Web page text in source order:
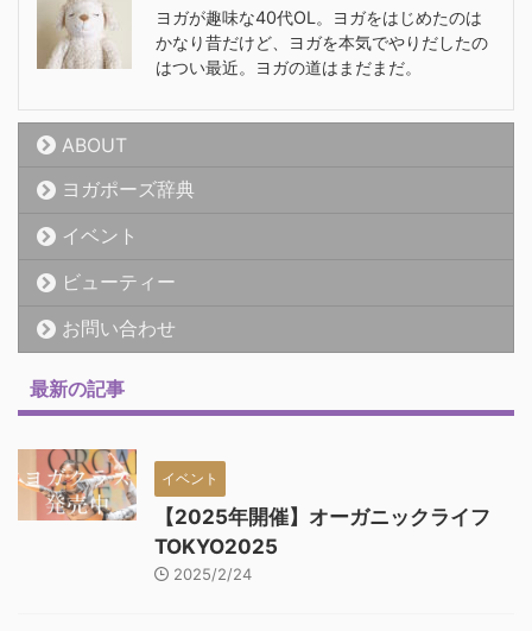
ヨガが趣味な40代OL。ヨガをはじめたのは
かなり昔だけど、ヨガを本気でやりだしたの
はつい最近。ヨガの道はまだまだ。
ABOUT
ヨガポーズ辞典
イベント
ビューティー
お問い合わせ
最新の記事
イベント
【2025年開催】オーガニックライフ
TOKYO2025
2025/2/24